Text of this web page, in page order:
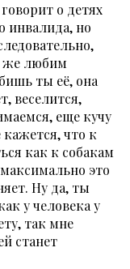
о детях
инвалида, но
же любим
ты её, она
веселится,
еще кучу
кажется, что к
как к собакам
это
Ну да, ты
у человека у
так мне
станет